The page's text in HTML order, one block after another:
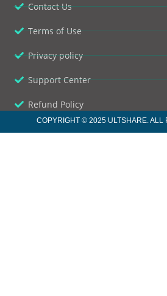
Contact Us
Terms of Use
Privacy policy
Support Center
Refund Policy
COPYRIGHT © 2025 ULTSHARE. ALL